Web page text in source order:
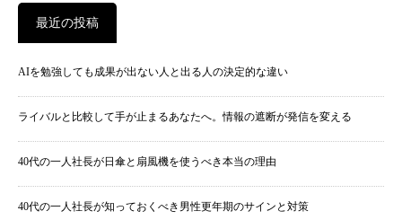
最近の投稿
AIを勉強しても成果が出ない人と出る人の決定的な違い
ライバルと比較して手が止まるあなたへ。情報の遮断が発信を変える
40代の一人社長が日傘と扇風機を使うべき本当の理由
40代の一人社長が知っておくべき男性更年期のサインと対策